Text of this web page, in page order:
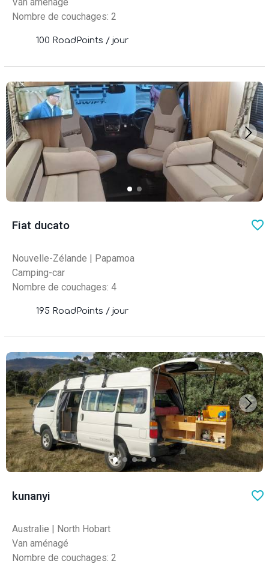
Nombre de couchages: 2
100 RoadPoints / jour
Fiat ducato
Nouvelle-Zélande | Papamoa
Camping-car
Nombre de couchages: 4
195 RoadPoints / jour
kunanyi
Australie | North Hobart
Van aménagé
Nombre de couchages: 2